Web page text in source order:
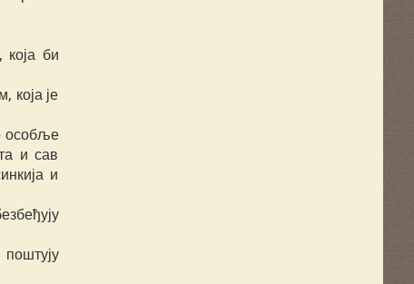
би
која је
особље
и сав
и